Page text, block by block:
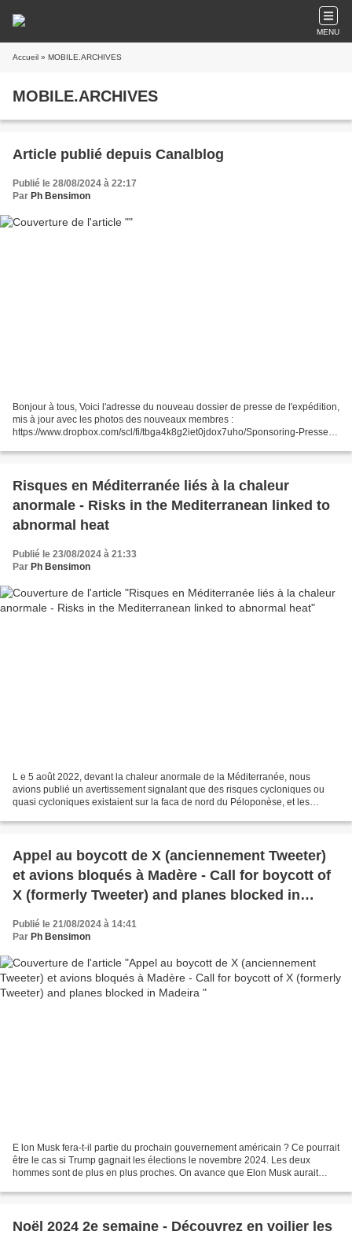
MENU
Accueil » MOBILE.ARCHIVES
MOBILE.ARCHIVES
Article publié depuis Canalblog
Publié le 28/08/2024 à 22:17
Par Ph Bensimon
Bonjour à tous, Voici l'adresse du nouveau dossier de presse de l'expédition,
mis à jour avec les photos des nouveaux membres :
https://www.dropbox.com/scl/fi/tbga4k8g2iet0jdox7uho/Sponsoring-Presse-
Risques en Méditerranée liés à la chaleur
anormale - Risks in the Mediterranean linked to
abnormal heat
Publié le 23/08/2024 à 21:33
Par Ph Bensimon
L e 5 août 2022, devant la chaleur anormale de la Méditerranée, nous
avions publié un avertissement signalant que des risques cycloniques ou
quasi cycloniques existaient sur la faca de nord du Péloponèse, et les
Appel au boycott de X (anciennement Tweeter)
et avions bloqués à Madère - Call for boycott of
X (formerly Tweeter) and planes blocked in
Madeira
Publié le 21/08/2024 à 14:41
Par Ph Bensimon
E lon Musk fera-t-il partie du prochain gouvernement américain ? Ce pourrait
être le cas si Trump gagnait les élections le novembre 2024. Les deux
hommes sont de plus en plus proches. On avance que Elon Musk aurait
Noël 2024 2e semaine - Découvrez en voilier les